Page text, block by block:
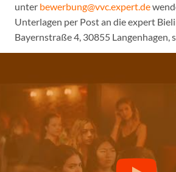
unter bewerbung@vvc.expert.de
Unterlagen per Post an die expert
Bayernstraße 4, 30855 Langenhagen,